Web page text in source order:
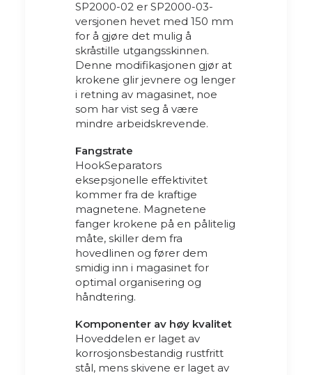
SP2000-02 er SP2000-03-
versjonen hevet med 150 mm
for å gjøre det mulig å
skråstille utgangsskinnen.
Denne modifikasjonen gjør at
krokene glir jevnere og lenger
i retning av magasinet, noe
som har vist seg å være
mindre arbeidskrevende.
Fangstrate
HookSeparators
eksepsjonelle effektivitet
kommer fra de kraftige
magnetene. Magnetene
fanger krokene på en pålitelig
måte, skiller dem fra
hovedlinen og fører dem
smidig inn i magasinet for
optimal organisering og
håndtering.
Komponenter av høy kvalitet
Hoveddelen er laget av
korrosjonsbestandig rustfritt
stål, mens skivene er laget av